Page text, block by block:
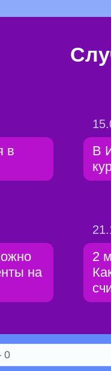
в
В
на
2
0